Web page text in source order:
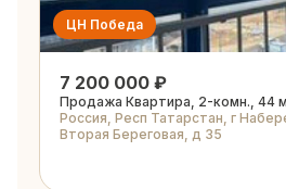
ЦН Победа
7 200 000 ₽
Продажа Квартира, 2-комн., 44
Россия, Респ Татарстан, г
Вторая Береговая, д 35